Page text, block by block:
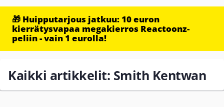
🎁 Huipputarjous jatkuu: 10 euron
kierrätysvapaa megakierros Reactoonz-
peliin - vain 1 eurolla!
Kaikki artikkelit: Smith Kentwan